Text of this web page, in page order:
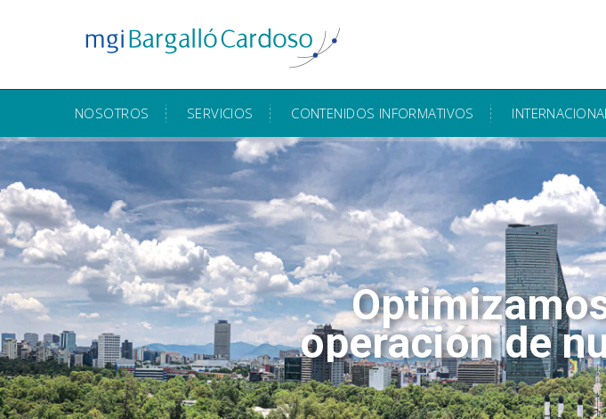
NOSOTROS SERVICIOS CONTENIDOS INFORMATIVOS
operación de